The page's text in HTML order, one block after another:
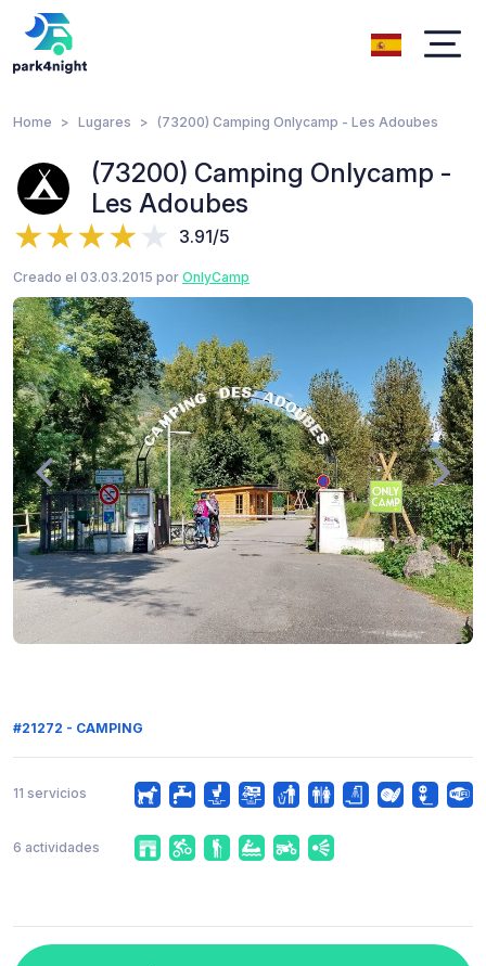
Home Lugares (73200) Camping Onlycamp - Les Adoubes
(73200) Camping Onlycamp -
Les Adoubes
3.91/5
Creado el 03.03.2015 por OnlyCamp
#21272 - CAMPING
11 servicios
6 actividades